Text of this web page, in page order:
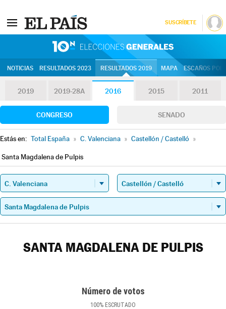
SUSCRÍBETE
NOTICIAS RESULTADOS 2023 RESULTADOS 2019 MAPA ESCAÑOS
2019 2019-28A 2016 2015 2011
CONGRESO SENADO
Estás en: Total España » C. Valenciana » Castellón / Castelló »
Santa Magdalena de Pulpis
SANTA MAGDALENA DE PULPIS
Número de votos
100% ESCRUTADO